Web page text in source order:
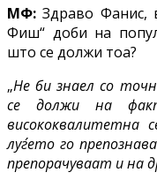
МФ:Здраво Фанис,
Фиш“ доби на
што се должи тоа?
„Не би знаел со
се должи на
висококвалитетна
луѓето го
препорачуваат и на